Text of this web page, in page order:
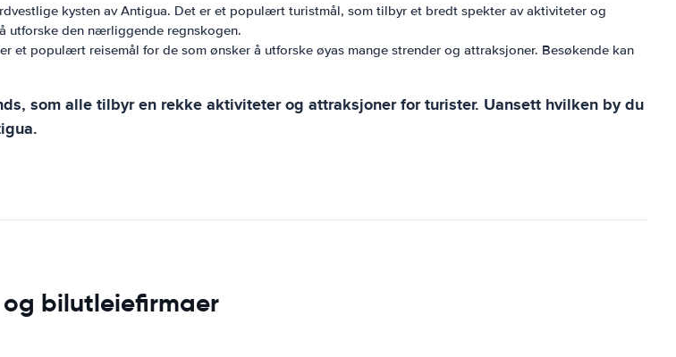
kysten av Antigua. Det er et populært turistmål, som tilbyr et bredt spekter av aktiviteter og
utforske den nærliggende regnskogen.
et populært reisemål for de som ønsker å utforske øyas mange strender og attraksjoner. Besøkende kan
som alle tilbyr en rekke aktiviteter og attraksjoner for turister. Uansett hvilken by du
bilutleiefirmaer